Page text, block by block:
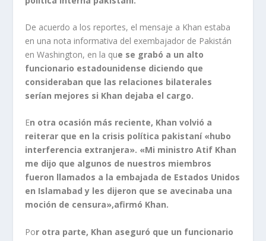
De acuerdo a los reportes, el mensaje a Khan estaba
en una nota informativa del exembajador de Pakistán
en Washington, en la que se grabó a un alto
funcionario estadounidense diciendo que
consideraban que las relaciones bilaterales
serían mejores si Khan dejaba el cargo.
En otra ocasión más reciente, Khan volvió a
reiterar que en la crisis política pakistaní «hubo
interferencia extranjera». «Mi ministro Atif Khan
me dijo que algunos de nuestros miembros
fueron llamados a la embajada de Estados Unidos
en Islamabad y les dijeron que se avecinaba una
moción de censura»,afirmó Khan.
Por otra parte, Khan aseguró que un funcionario